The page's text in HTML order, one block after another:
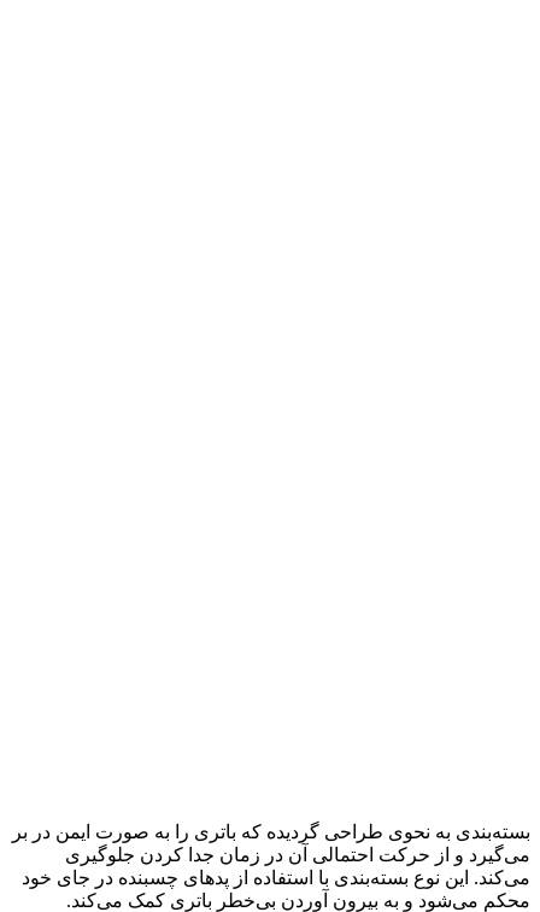
بسته‌بندی به نحوی طراحی گردیده که باتری را به صورت ایمن در بر
می‌گیرد و از حرکت احتمالی آن در زمان جدا کردن جلوگیری
می‌کند. این نوع بسته‌بندی با استفاده از پدهای چسبنده در جای خود
محکم می‌شود و به بیرون آوردن بی‌خطر باتری کمک می‌کند.